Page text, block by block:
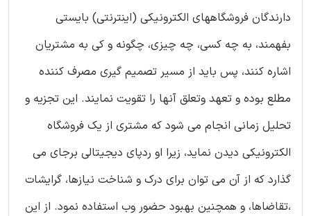
دارندگان فروشگاههای الکترونیکی (اینترنتی) بایستی
بفهمند، به چه کسی، چه چیزی، چگونه و کی به مشتریان
اشاره کنند، پس باید از مسیر تصمیم گیری مصرف کننده
مطلع بوده و تعهد وتعلق آنها را تقویت نمایند. این تجزیه و
تحلیل زمانی انجام می شود که مشتری از یک فروشگاه
الکترونیکی دیدن نماید، زیرا او ردپای دیجیتالی برجای می
گذارد که از آن می توان برای درک و شناخت نیازها، گرایشات
،تقاضاها، و همچنین بهبود حضور وب استفاده نمود. از این